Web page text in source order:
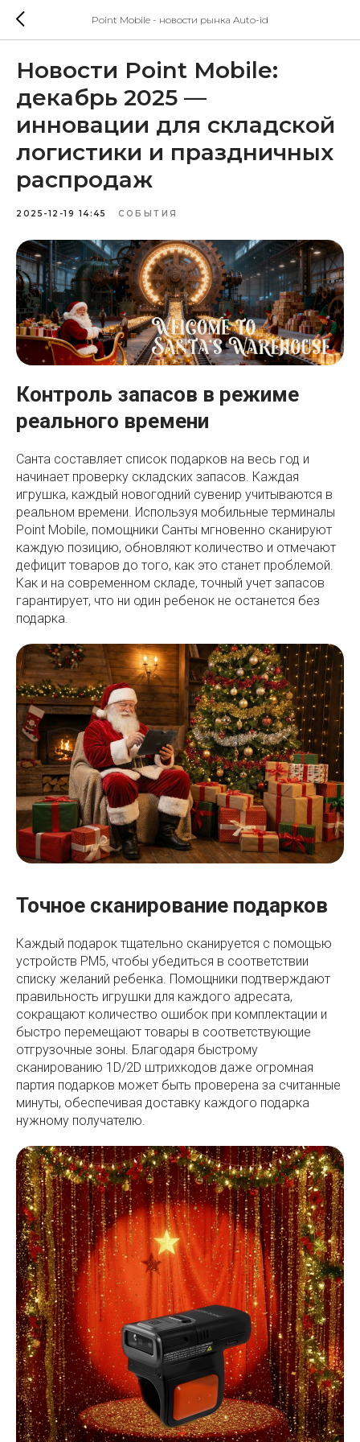
Point Mobile - новости рынка Auto-id
Новости Point Mobile:
декабрь 2025 —
инновации для складской
логистики и праздничных
распродаж
2025-12-19 14:45 СОБЫТИЯ
Контроль запасов в режиме
реального времени
Санта составляет список подарков на весь год и
начинает проверку складских запасов. Каждая
игрушка, каждый новогодний сувенир учитываются в
реальном времени. Используя мобильные терминалы
Point Mobile, помощники Санты мгновенно сканируют
каждую позицию, обновляют количество и отмечают
дефицит товаров до того, как это станет проблемой.
Как и на современном складе, точный учет запасов
гарантирует, что ни один ребенок не останется без
подарка.
Точное сканирование подарков
Каждый подарок тщательно сканируется с помощью
устройств PM5, чтобы убедиться в соответствии
списку желаний ребенка. Помощники подтверждают
правильность игрушки для каждого адресата,
сокращают количество ошибок при комплектации и
быстро перемещают товары в соответствующие
отгрузочные зоны. Благодаря быстрому
сканированию 1D/2D штрихкодов даже огромная
партия подарков может быть проверена за считанные
минуты, обеспечивая доставку каждого подарка
нужному получателю.